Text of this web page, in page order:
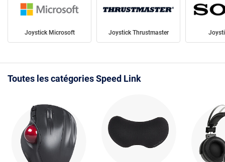
Joystick Microsoft Joystick Thrustmaster
Toutes les catégories Speed Link